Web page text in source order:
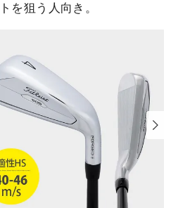
を狙う人向き。